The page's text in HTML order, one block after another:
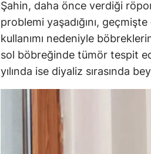
Şahin, daha önce verdiği
problemi yaşadığını,
kullanımı nedeniyle
sol böbreğinde tümör tespit
yılında ise diyaliz sırasında